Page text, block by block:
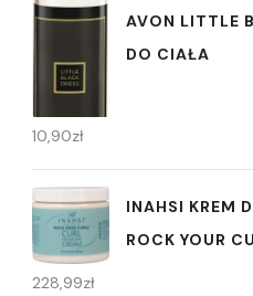
AVON LITTLE
DO CIAŁA
10,90zł
INAHSI KREM
ROCK YOUR
228,99zł